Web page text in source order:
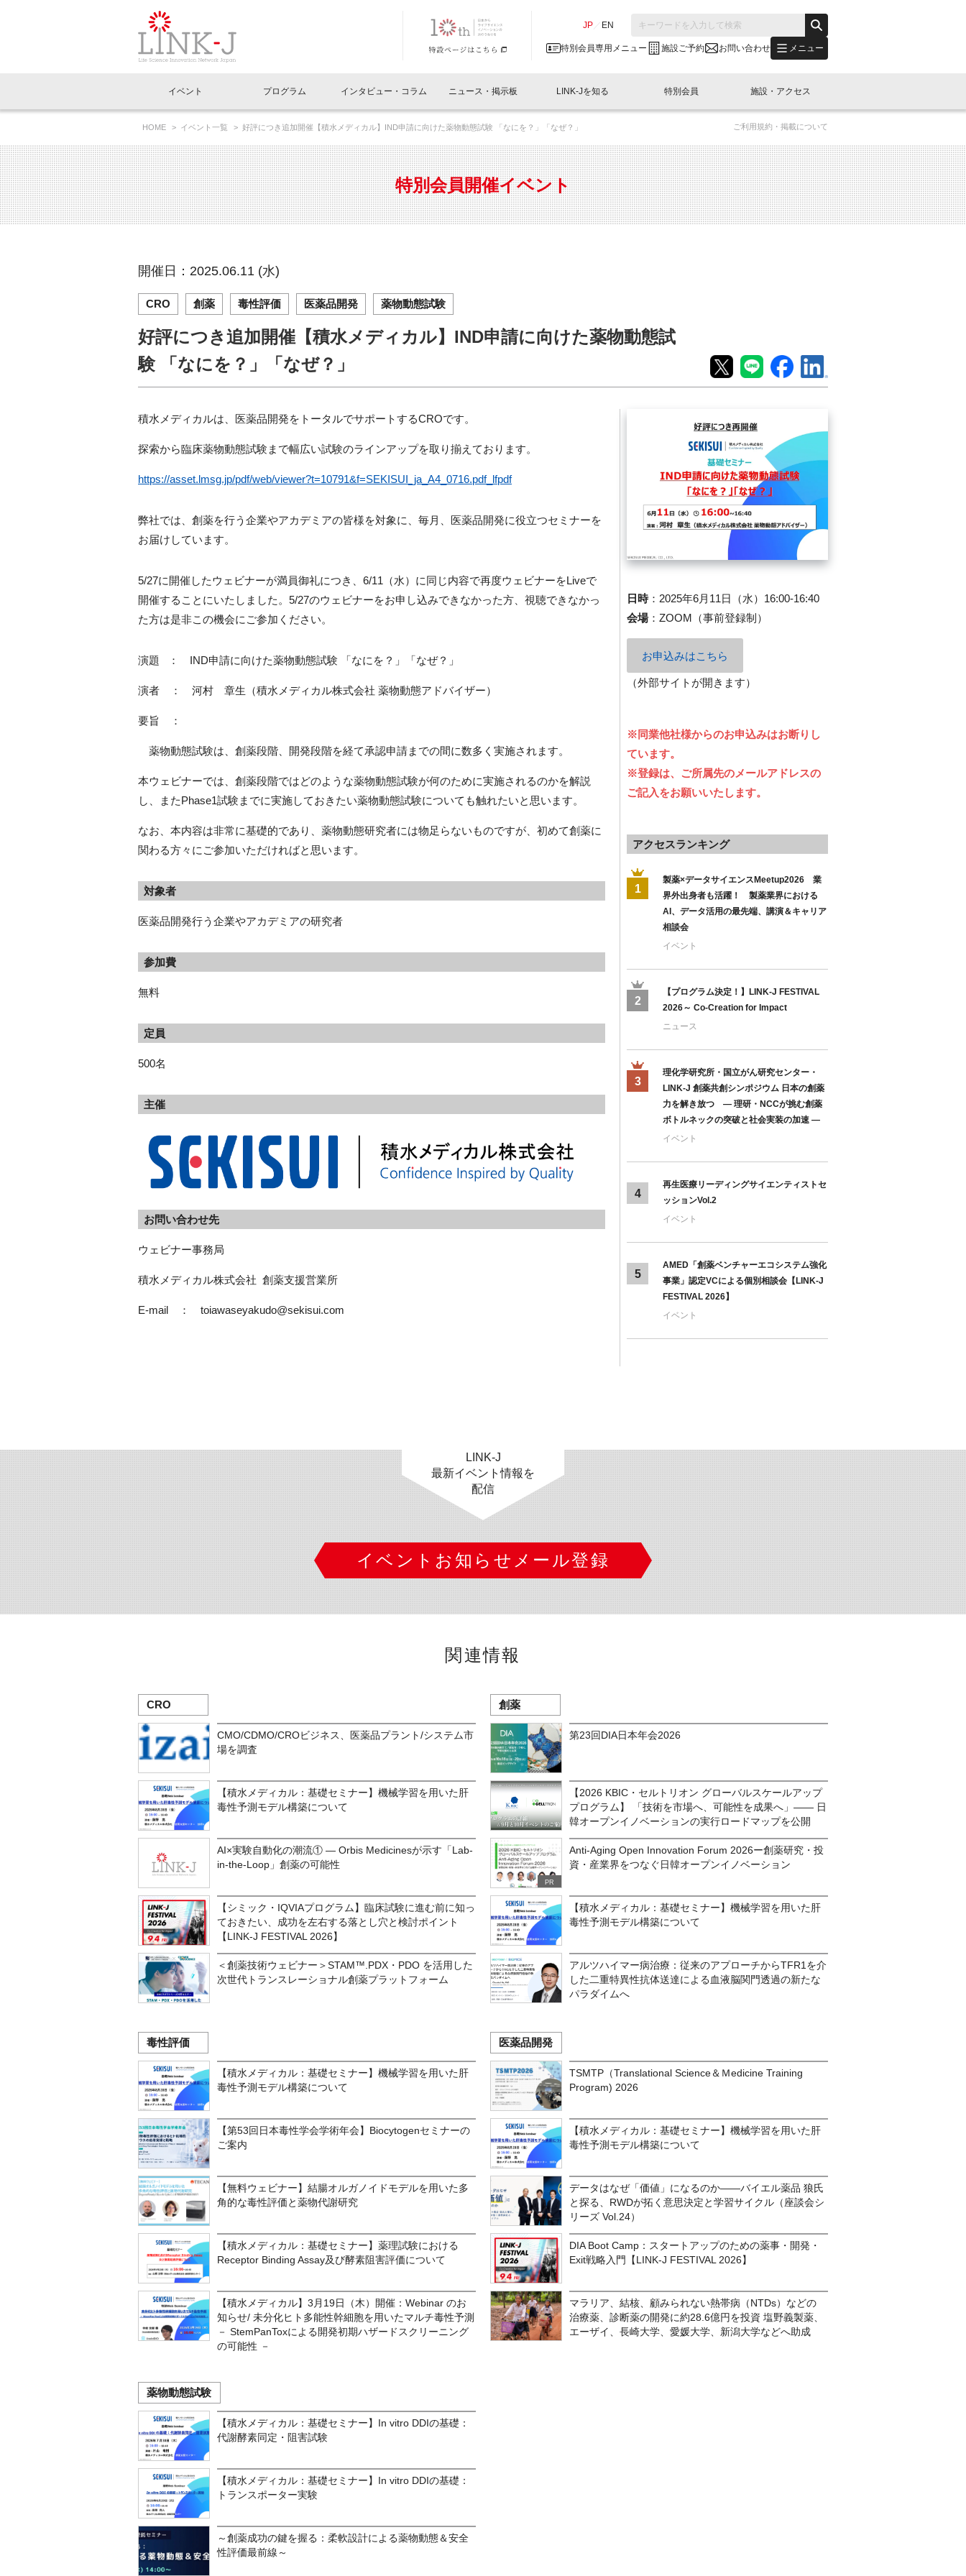
JP EN
特別会員専用メニュー 施設ご予約 お問い合わせ メニュー
イベントお知らせメール登録
閉じる
イベント
イベント一覧
LINK-J主催・共催 特別会員開催
LINK-J協賛・協力 出展・参加
イベントレポート一覧
LINK-J主催・共催 特別会員開催
LINK-J協賛・協力 出展・参加
プログラム
Out of Box相談室 What's "UNIKORN"？ What's "LINK-BioBAY TOKYO"？
インタビュー・コラム
インタビュー・コラム一覧
スペシャルインタビュー ベンチャーインタビュー 会報誌 (News Letter)
連載コラム サポーターコラム 日本橋コラム
ニュース・掲示板
ニュース一覧
トピック プレスリリース
メディア情報 海外関連
協賛・協力
人と情報の交流掲示板一覧
会員プレスリリース ニュース・事業紹介
募集 イベント
LINK-Jを知る
理事長挨拶 Why in Nihonbashi What’s LINK-J WEST
国内外連携 サポーター紹介 事業内容
組織概要 パンフレット GTB日本橋エリアについて
特別会員
特別会員一覧 特別会員について 入会申し込み
専用メニューはこちら
施設・アクセス
ラウンジ・会議室 オフィス・ラボ 施設ご予約
アクセス
HOME イベント一覧 好評につき追加開催【積水メディカル】IND申請に向けた薬物動態試験 「なにを？」「なぜ？」 ご利用規約・掲載について
特別会員開催イベント
開催日：2025.06.11 (水)
CRO 創薬 毒性評価 医薬品開発 薬物動態試験
好評につき追加開催【積水メディカル】IND申請に向けた薬物動態試
験 「なにを？」「なぜ？」
積水メディカルは、医薬品開発をトータルでサポートするCROです。
探索から臨床薬物動態試験まで幅広い試験のラインアップを取り揃えております。
https://asset.lmsg.jp/pdf/web/viewer?t=10791&f=SEKISUI_ja_A4_0716.pdf_lfpdf
弊社では、創薬を行う企業やアカデミアの皆様を対象に、毎月、医薬品開発に役立つセミナーを
お届けしています。
5/27に開催したウェビナーが満員御礼につき、6/11（水）に同じ内容で再度ウェビナーをLiveで
開催することにいたしました。5/27のウェビナーをお申し込みできなかった方、視聴できなかっ
た方は是非この機会にご参加ください。
演題 ： IND申請に向けた薬物動態試験 「なにを？」「なぜ？」
演者 ： 河村 章生（積水メディカル株式会社 薬物動態アドバイザー）
要旨 ：
薬物動態試験は、創薬段階、開発段階を経て承認申請までの間に数多く実施されます。
本ウェビナーでは、創薬段階ではどのような薬物動態試験が何のために実施されるのかを解説
し、またPhase1試験までに実施しておきたい薬物動態試験についても触れたいと思います。
なお、本内容は非常に基礎的であり、薬物動態研究者には物足らないものですが、初めて創薬に
関わる方々にご参加いただければと思います。
対象者
医薬品開発行う企業やアカデミアの研究者
参加費
無料
定員
500名
主催
お問い合わせ先
ウェビナー事務局
積水メディカル株式会社  創薬支援営業所
E-mail　：　toiawaseyakudo@sekisui.com
日時： 2025年6月11日（水）16:00-16:40
会場： ZOOM（事前登録制）
お申込みはこちら
（外部サイトが開きます）
※同業他社様からのお申込みはお断りし
ています。
※登録は、ご所属先のメールアドレスの
ご記入をお願いいたします。
アクセスランキング
1
製薬×データサイエンスMeetup2026 業
界外出身者も活躍！ 製薬業界における
AI、データ活用の最先端、講演＆キャリア
相談会
イベント
2
【プログラム決定！】LINK-J FESTIVAL
2026～ Co-Creation for Impact
ニュース
3
理化学研究所・国立がん研究センター・
LINK-J 創薬共創シンポジウム 日本の創薬
力を解き放つ ― 理研・NCCが挑む創薬
ボトルネックの突破と社会実装の加速 ―
イベント
4
再生医療リーディングサイエンティストセ
ッションVol.2
イベント
5
AMED「創薬ベンチャーエコシステム強化
事業」認定VCによる個別相談会【LINK-J
FESTIVAL 2026】
イベント
LINK-J
最新イベント情報を
配信
イベントお知らせメール登録
関連情報
CRO
CMO/CDMO/CROビジネス、医薬品プラント/システム市
場を調査
【積水メディカル：基礎セミナー】機械学習を用いた肝
毒性予測モデル構築について
AI×実験自動化の潮流① ― Orbis Medicinesが示す「Lab-
in-the-Loop」創薬の可能性
【シミック・IQVIAプログラム】臨床試験に進む前に知っ
ておきたい、成功を左右する落とし穴と検討ポイント
【LINK-J FESTIVAL 2026】
＜創薬技術ウェビナー＞STAM™.PDX・PDO を活用した
次世代トランスレーショナル創薬プラットフォーム
創薬
第23回DIA日本年会2026
【2026 KBIC・セルトリオン グローバルスケールアップ
プログラム】 「技術を市場へ、可能性を成果へ」―― 日
韓オープンイノベーションの実行ロードマップを公開
PR
Anti-Aging Open Innovation Forum 2026ー創薬研究・投
資・産業界をつなぐ日韓オープンイノベーション
【積水メディカル：基礎セミナー】機械学習を用いた肝
毒性予測モデル構築について
アルツハイマー病治療：従来のアプローチからTFR1を介
した二重特異性抗体送達による血液脳関門透過の新たな
パラダイムへ
毒性評価
【積水メディカル：基礎セミナー】機械学習を用いた肝
毒性予測モデル構築について
【第53回日本毒性学会学術年会】Biocytogenセミナーの
ご案内
【無料ウェビナー】結腸オルガノイドモデルを用いた多
角的な毒性評価と薬物代謝研究
【積水メディカル：基礎セミナー】薬理試験における
Receptor Binding Assay及び酵素阻害評価について
【積水メディカル】3月19日（木）開催：Webinar のお
知らせ/ 未分化ヒト多能性幹細胞を用いたマルチ毒性予測
－ StemPanToxによる開発初期ハザードスクリーニング
の可能性 －
医薬品開発
TSMTP（Translational Science＆Ｍedicine Training
Program) 2026
【積水メディカル：基礎セミナー】機械学習を用いた肝
毒性予測モデル構築について
データはなぜ「価値」になるのか——バイエル薬品 狼氏
と探る、RWDが拓く意思決定と学習サイクル（座談会シ
リーズ Vol.24）
DIA Boot Camp：スタートアップのための薬事・開発・
Exit戦略入門【LINK-J FESTIVAL 2026】
マラリア、結核、顧みられない熱帯病（NTDs）などの
治療薬、診断薬の開発に約28.6億円を投資 塩野義製薬、
エーザイ、長崎大学、愛媛大学、新潟大学などへ助成
薬物動態試験
【積水メディカル：基礎セミナー】In vitro DDIの基礎：
代謝酵素同定・阻害試験
【積水メディカル：基礎セミナー】In vitro DDIの基礎：
トランスポーター実験
～創薬成功の鍵を握る：柔軟設計による薬物動態＆安全
性評価最前線～